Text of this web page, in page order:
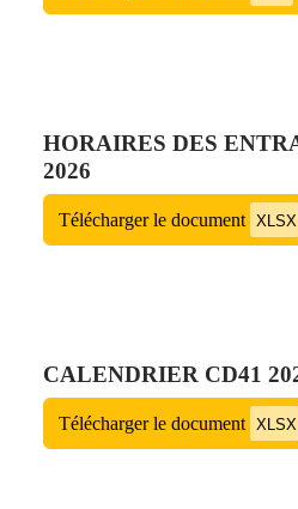
HORAIRES DES
2026
Télécharger le document XLSX
CALENDRIER CD41
Télécharger le document XLSX